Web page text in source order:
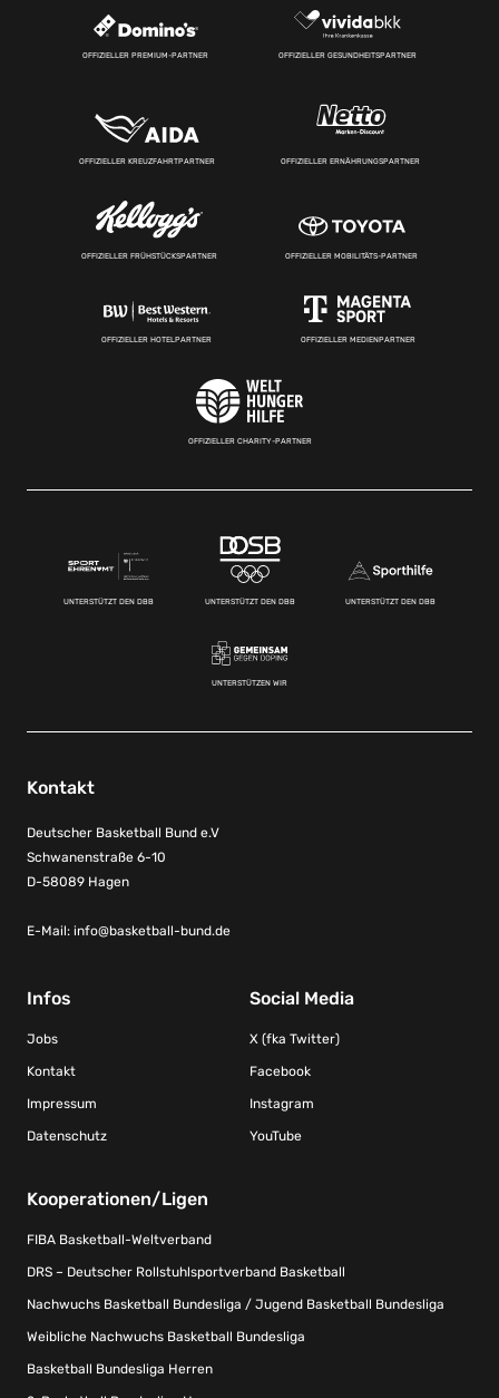
OFFIZIELLER PREMIUM-PARTNER OFFIZIELLER GESUNDHEITSPARTNER
OFFIZIELLER KREUZFAHRTPARTNER OFFIZIELLER ERNÄHRUNGSPARTNER
OFFIZIELLER FRÜHSTÜCKSPARTNER OFFIZIELLER MOBILITÄTS-PARTNER
OFFIZIELLER HOTELPARTNER OFFIZIELLER MEDIENPARTNER
OFFIZIELLER CHARITY-PARTNER
UNTERSTÜTZT DEN DBB UNTERSTÜTZT DEN DBB UNTERSTÜTZT DEN DBB
UNTERSTÜTZEN WIR
Kontakt
Deutscher Basketball Bund e.V
Schwanenstraße 6-10
D-58089 Hagen
E-Mail: info@basketball-bund.de
Infos
Jobs
Kontakt
Impressum
Datenschutz
Social Media
X (fka Twitter)
Facebook
Instagram
YouTube
Kooperationen/Ligen
FIBA Basketball-Weltverband
DRS – Deutscher Rollstuhlsportverband Basketball
Nachwuchs Basketball Bundesliga / Jugend Basketball Bundesliga
Weibliche Nachwuchs Basketball Bundesliga
Basketball Bundesliga Herren